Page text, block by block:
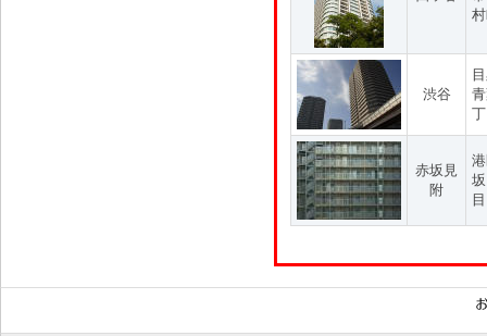
渋谷
赤坂見
附
目